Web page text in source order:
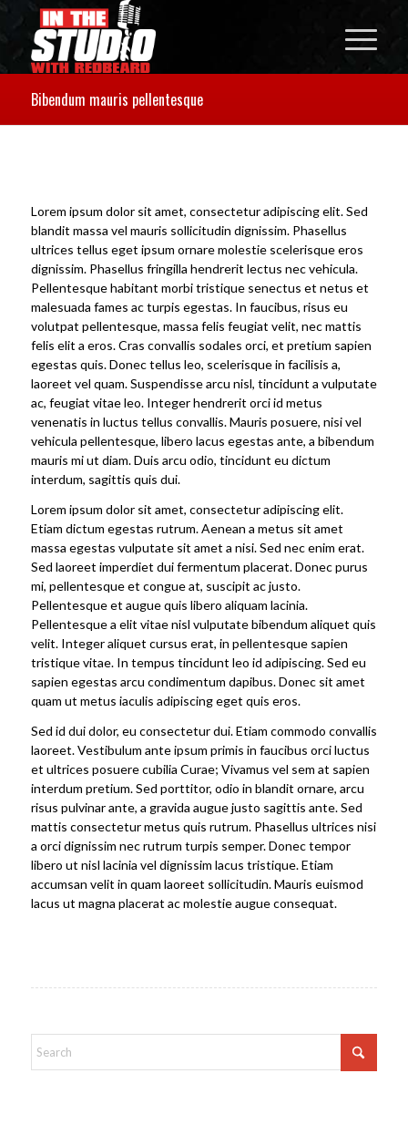
Bibendum mauris pellentesque
Lorem ipsum dolor sit amet, consectetur adipiscing elit. Sed
blandit massa vel mauris sollicitudin dignissim. Phasellus
ultrices tellus eget ipsum ornare molestie scelerisque eros
dignissim. Phasellus fringilla hendrerit lectus nec vehicula.
Pellentesque habitant morbi tristique senectus et netus et
malesuada fames ac turpis egestas. In faucibus, risus eu
volutpat pellentesque, massa felis feugiat velit, nec mattis
felis elit a eros. Cras convallis sodales orci, et pretium sapien
egestas quis. Donec tellus leo, scelerisque in facilisis a,
laoreet vel quam. Suspendisse arcu nisl, tincidunt a vulputate
ac, feugiat vitae leo. Integer hendrerit orci id metus
venenatis in luctus tellus convallis. Mauris posuere, nisi vel
vehicula pellentesque, libero lacus egestas ante, a bibendum
mauris mi ut diam. Duis arcu odio, tincidunt eu dictum
interdum, sagittis quis dui.
Lorem ipsum dolor sit amet, consectetur adipiscing elit.
Etiam dictum egestas rutrum. Aenean a metus sit amet
massa egestas vulputate sit amet a nisi. Sed nec enim erat.
Sed laoreet imperdiet dui fermentum placerat. Donec purus
mi, pellentesque et congue at, suscipit ac justo.
Pellentesque et augue quis libero aliquam lacinia.
Pellentesque a elit vitae nisl vulputate bibendum aliquet quis
velit. Integer aliquet cursus erat, in pellentesque sapien
tristique vitae. In tempus tincidunt leo id adipiscing. Sed eu
sapien egestas arcu condimentum dapibus. Donec sit amet
quam ut metus iaculis adipiscing eget quis eros.
Sed id dui dolor, eu consectetur dui. Etiam commodo convallis
laoreet. Vestibulum ante ipsum primis in faucibus orci luctus
et ultrices posuere cubilia Curae; Vivamus vel sem at sapien
interdum pretium. Sed porttitor, odio in blandit ornare, arcu
risus pulvinar ante, a gravida augue justo sagittis ante. Sed
mattis consectetur metus quis rutrum. Phasellus ultrices nisi
a orci dignissim nec rutrum turpis semper. Donec tempor
libero ut nisl lacinia vel dignissim lacus tristique. Etiam
accumsan velit in quam laoreet sollicitudin. Mauris euismod
lacus ut magna placerat ac molestie augue consequat.